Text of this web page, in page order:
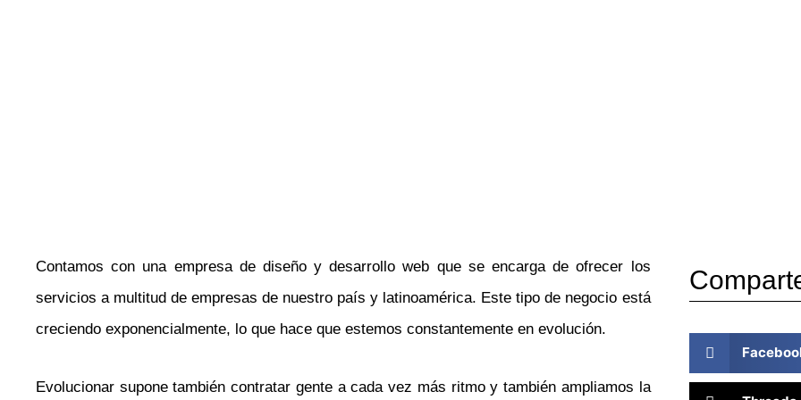
Contamos con una empresa de diseño y desarrollo web que se encarga de ofrecer los
servicios a multitud de empresas de nuestro país y latinoamérica. Este tipo de negocio está
creciendo exponencialmente, lo que hace que estemos constantemente en evolución.
Evolucionar supone también contratar gente a cada vez más ritmo y también ampliamos la